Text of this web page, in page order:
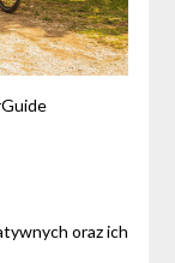
oraz ich